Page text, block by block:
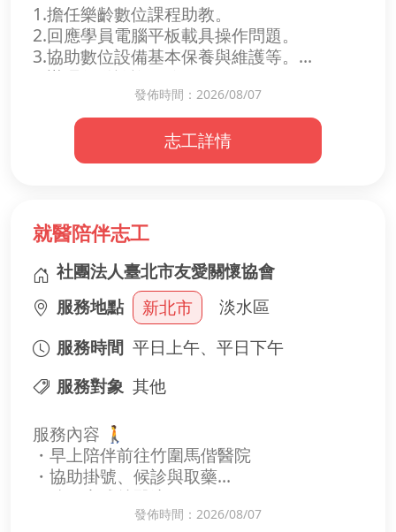
1.擔任樂齡數位課程助教。
2.回應學員電腦平板載具操作問題。
3.協助數位設備基本保養與維護等。
4.辦理行動諮詢服務。
發佈時間：2026/08/07
志工詳情
就醫陪伴志工
社團法人臺北市友愛關懷協會
服務地點
新北市
淡水區
服務時間 平日上午、平日下午
服務對象 其他
服務內容 🚶
・早上陪伴前往竹圍馬偕醫院
・協助掛號、候診與取藥
・陪同完成就醫流程
・下午陪伴安全返回發佈時間：2026/08/07